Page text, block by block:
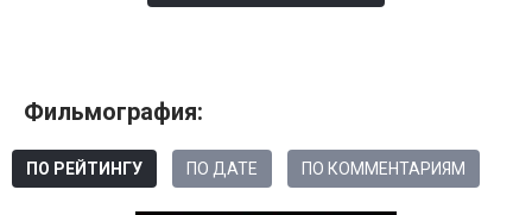
Фильмография:
ПО РЕЙТИНГУ ПО ДАТЕ ПО КОММЕНТАРИЯМ